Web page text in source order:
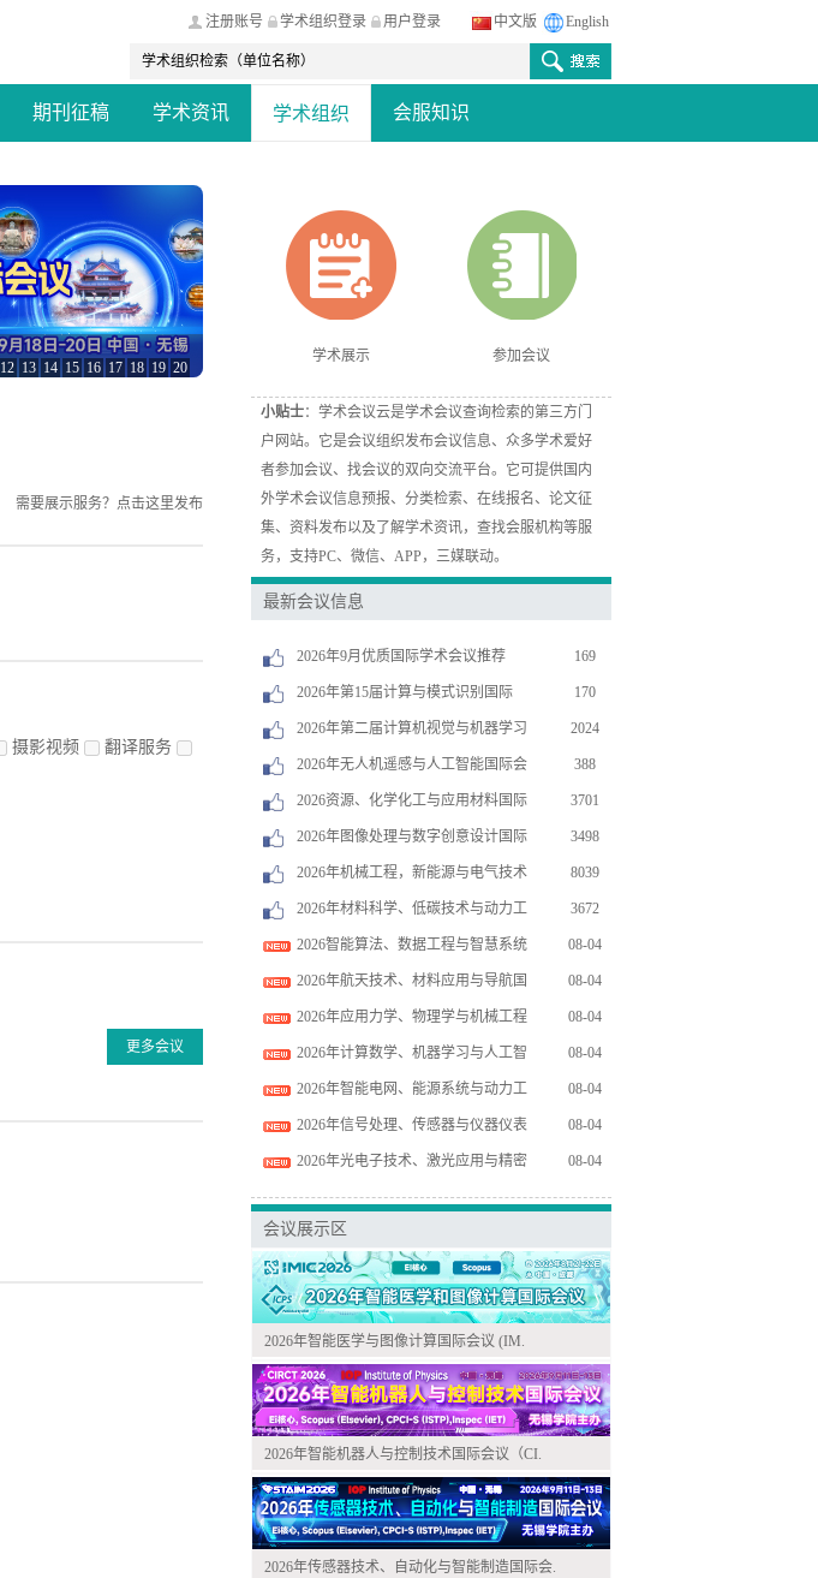
中文版 English
注册账号 学术组织登录 用户登录
期刊征稿 学术资讯 学术组织 会服知识
12 13 14 15 16 17 18 19 20
需要展示服务？ 点击这里发布
摄影视频
翻译服务
更多会议
学术展示 参加会议
小贴士：学术会议云是学术会议查询检索的第三方门
户网站。它是会议组织发布会议信息、众多学术爱好
者参加会议、找会议的双向交流平台。它可提供国内
外学术会议信息预报、分类检索、在线报名、论文征
集、资料发布以及了解学术资讯，查找会服机构等服
务，支持PC、微信、APP，三媒联动。
最新会议信息
2026年9月优质国际学术会议推荐 169
2026年第15届计算与模式识别国际 170
2026年第二届计算机视觉与机器学习 2024
2026年无人机遥感与人工智能国际会 388
2026资源、化学化工与应用材料国际 3701
2026年图像处理与数字创意设计国际 3498
2026年机械工程，新能源与电气技术 8039
2026年材料科学、低碳技术与动力工 3672
2026智能算法、数据工程与智慧系统 08-04
2026年航天技术、材料应用与导航国 08-04
2026年应用力学、物理学与机械工程 08-04
2026年计算数学、机器学习与人工智 08-04
2026年智能电网、能源系统与动力工 08-04
2026年信号处理、传感器与仪器仪表 08-04
2026年光电子技术、激光应用与精密 08-04
会议展示区
2026年智能医学与图像计算国际会议 (IM.
2026年智能机器人与控制技术国际会议（CI.
2026年传感器技术、自动化与智能制造国际会.